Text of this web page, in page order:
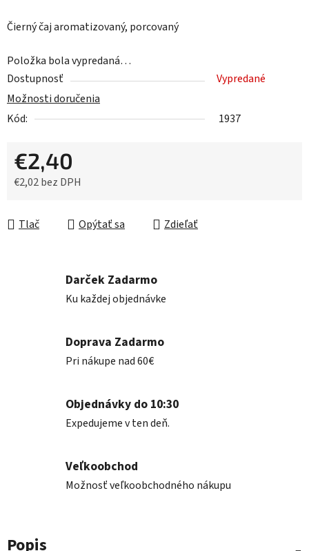
Čierný čaj aromatizovaný, porcovaný
Položka bola vypredaná…
Dostupnosť
Vypredané
Možnosti doručenia
Kód:
1937
€2,40
€2,02 bez DPH
Tlač
Opýtať sa Zdieľať
Darček Zadarmo
Ku každej objednávke
Doprava Zadarmo
Pri nákupe nad 60€
Objednávky do 10:30
Expedujeme v ten deň.
Veľkoobchod
Možnosť veľkoobchodného nákupu
Popis